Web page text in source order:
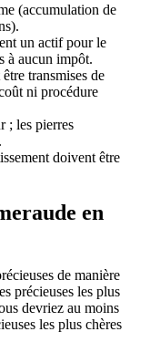
(accumulation de
un actif pour le
à aucun impôt.
transmises de
ni procédure
; les pierres
doivent être
en
de manière
précieuses les plus
devriez au moins
les plus chères